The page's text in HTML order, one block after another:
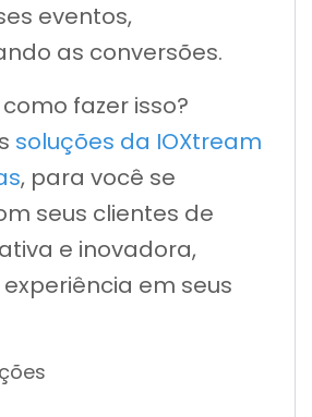
eventos,
as conversões.
fazer isso?
soluções da IOXtream
, para você se
seus clientes de
e inovadora,
em seus